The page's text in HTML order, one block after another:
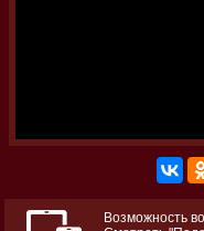
Возможность